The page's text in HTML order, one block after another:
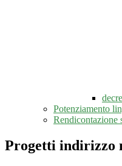
Potenziamento
Rendicontazione
Progetti indirizzo